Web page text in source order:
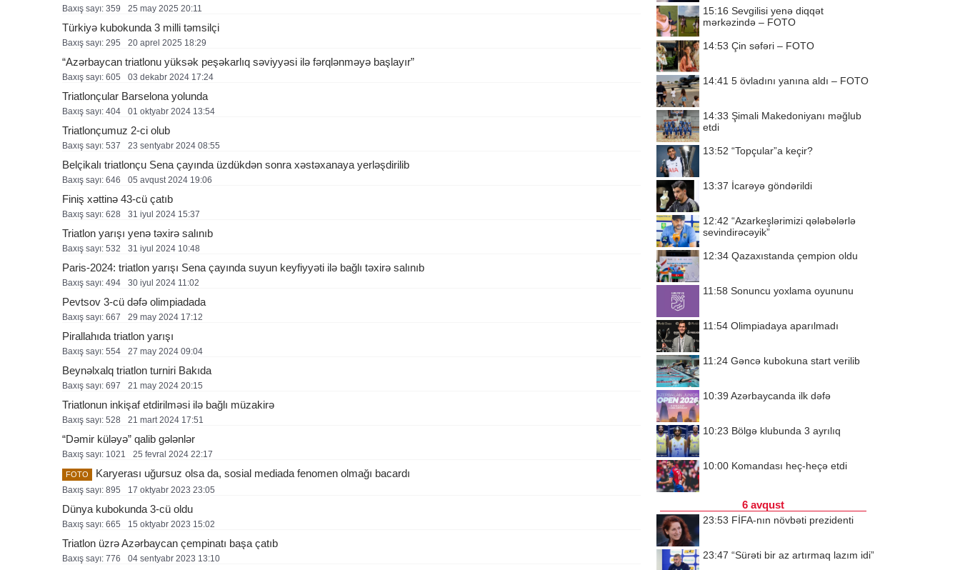
Baxış sayı: 359 25 may 2025 20:11
Türkiyə kubokunda 3 milli təmsilçi
Baxış sayı: 295 20 aprel 2025 18:29
“Azərbaycan triatlonu yüksək peşəkarlıq səviyyəsi ilə fərqlənməyə başlayır”
Baxış sayı: 605 03 dekabr 2024 17:24
Triatlonçular Barselona yolunda
Baxış sayı: 404 01 oktyabr 2024 13:54
Triatlonçumuz 2-ci olub
Baxış sayı: 537 23 sentyabr 2024 08:55
Belçikalı triatlonçu Sena çayında üzdükdən sonra xəstəxanaya yerləşdirilib
Baxış sayı: 646 05 avqust 2024 19:06
Finiş xəttinə 43-cü çatıb
Baxış sayı: 628 31 i̇yul 2024 15:37
Triatlon yarışı yenə təxirə salınıb
Baxış sayı: 532 31 i̇yul 2024 10:48
Paris-2024: triatlon yarışı Sena çayında suyun keyfiyyəti ilə bağlı təxirə salınıb
Baxış sayı: 494 30 i̇yul 2024 11:02
Pevtsov 3-cü dəfə olimpiadada
Baxış sayı: 667 29 may 2024 17:12
Pirallahıda triatlon yarışı
Baxış sayı: 554 27 may 2024 09:04
Beynəlxalq triatlon turniri Bakıda
Baxış sayı: 697 21 may 2024 20:15
Triatlonun inkişaf etdirilməsi ilə bağlı müzakirə
Baxış sayı: 528 21 mart 2024 17:51
“Dəmir küləyə” qalib gələnlər
Baxış sayı: 1021 25 fevral 2024 22:17
FOTO Karyerası uğursuz olsa da, sosial mediada fenomen olmağı bacardı
Baxış sayı: 895 17 oktyabr 2023 23:05
Dünya kubokunda 3-cü oldu
Baxış sayı: 665 15 oktyabr 2023 15:02
Triatlon üzrə Azərbaycan çempinatı başa çatıb
Baxış sayı: 776 04 sentyabr 2023 13:10
15:16 Sevgilisi yenə diqqət
mərkəzində – FOTO
14:53 Çin səfəri – FOTO
14:41 5 övladını yanına aldı – FOTO
14:33 Şimali Makedoniyanı məğlub
etdi
13:52 “Topçular”a keçir?
13:37 İcarəyə göndərildi
12:42 “Azarkeşlərimizi qələbələrlə
sevindirəcəyik”
12:34 Qazaxıstanda çempion oldu
11:58 Sonuncu yoxlama oyununu
11:54 Olimpiadaya aparılmadı
11:24 Gəncə kubokuna start verilib
10:39 Azərbaycanda ilk dəfə
10:23 Bölgə klubunda 3 ayrılıq
10:00 Komandası heç-heçə etdi
6 avqust
23:53 FİFA-nın növbəti prezidenti
23:47 “Sürəti bir az artırmaq lazım idi”